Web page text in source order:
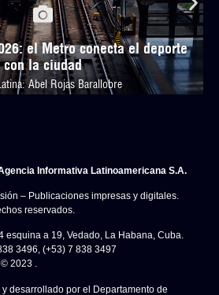
el Metro conecta el deporte
con la ciudad
Abel Rojas Barallobre
Informativa Latinoamericana S.A.
– Publicaciones impresas y digitales.
reservados.
esquina a 19, Vedado, La Habana, Cuba.
3496, (+53) 7 838 3497
2023 .
desarrollado por el Departamento de